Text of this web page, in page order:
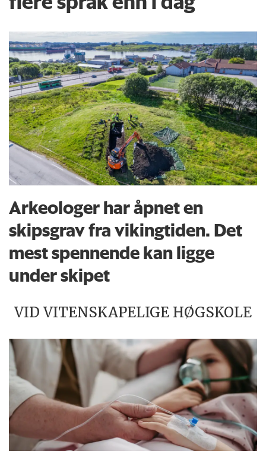
Arkeologer har åpnet en
skipsgrav fra vikingtiden. Det
mest spennende kan ligge
under skipet
VID VITENSKAPELIGE HØGSKOLE